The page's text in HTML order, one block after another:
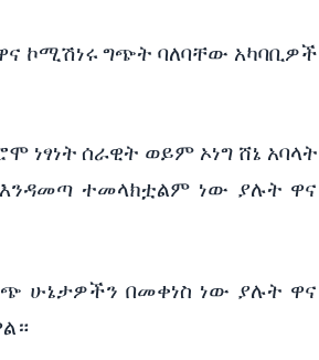
ኮሚሽነሩ ግጭት ባለባቸው አካባቢዎች
ነፃነት ሰራዊት ወይም ኦነግ ሸኔ አባላት
እንዳመጣ ተመላክቷልም ነው ያሉት ዋና
ሁኔታዎችን በመቀነስ ነው ያሉት ዋና